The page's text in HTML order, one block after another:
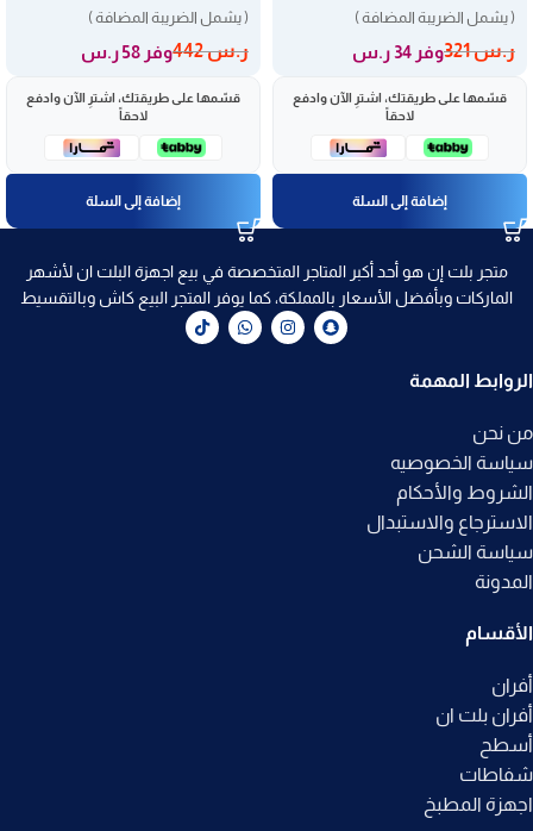
( يشمل الضريبة المضافة )
ر.س321 وفر 34 ر.س
قسّمها على طريقتك، اشترِ الآن وادفع
لاحقاً
إضافة إلى السلة
( يشمل الضريبة المضافة )
ر.س442 وفر 58 ر.س
قسّمها على طريقتك، اشترِ الآن وادفع
لاحقاً
إضافة إلى السلة
متجر بلت إن هو أحد أكبر المتاجر المتخصصة في بيع اجهزة البلت ان لأشهر
الماركات وبأفضل الأسعار بالمملكة، كما يوفر المتجر البيع كاش وبالتقسيط
الروابط المهمة
من نحن
سياسة الخصوصيه
الشروط والأحكام
الاسترجاع والاستبدال
سياسة الشحن
المدونة
الأقسام
أفران
أفران بلت ان
أسطح
شفاطات
اجهزة المطبخ